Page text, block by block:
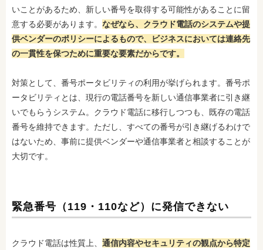
いことがあるため、新しい番号を取得する可能性があることに留
意する必要があります。 なぜなら、クラウド電話のシステムや提
供ベンダーのポリシーによるもので、ビジネスにおいては連絡先
の一貫性を保つために重要な要素だからです。
対策として、番号ポータビリティの利用が挙げられます。番号ポ
ータビリティとは、現行の電話番号を新しい通信事業者に引き継
いでもらうシステム。クラウド電話に移行しつつも、既存の電話
番号を維持できます。ただし、すべての番号が引き継げるわけで
はないため、事前に提供ベンダーや通信事業者と相談することが
大切です。
緊急番号（119・110など）に発信できない
クラウド電話は性質上、 通信内容やセキュリティの観点から特定